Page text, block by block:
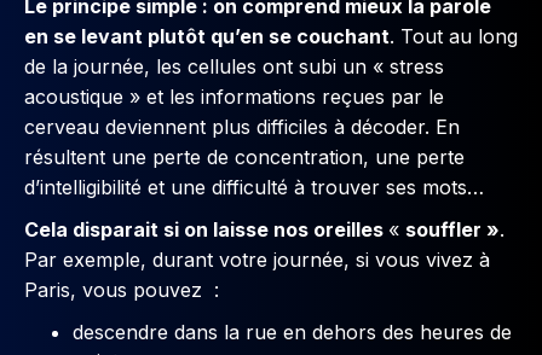
Le principe simple : on comprend mieux la parole
en se levant plutôt qu’en se couchant. Tout au long
de la journée, les cellules ont subi un « stress
acoustique » et les informations reçues par le
cerveau deviennent plus difficiles à décoder. En
résultent une perte de concentration, une perte
d’intelligibilité et une difficulté à trouver ses mots…
Cela disparait si on laisse nos oreilles « souffler ».
Par exemple, durant votre journée, si vous vivez à
Paris, vous pouvez :
descendre dans la rue en dehors des heures de